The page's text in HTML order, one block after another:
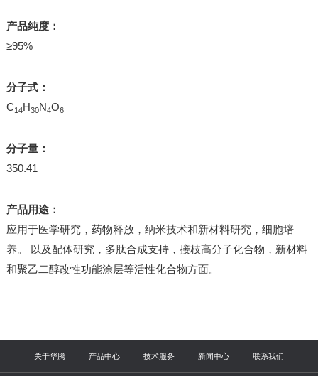
产品纯度：
≥95%
分子式：
C14H30N4O6
分子量：
350.41
产品用途：
应用于医学研究，药物释放，纳米技术和新材料研究，细胞培
养。 以及配体研究，多肽合成支持，接枝高分子化合物，新材料
和聚乙二醇改性功能涂层等活性化合物方面。
关于华腾 产品中心 技术服务 新闻中心 联系我们